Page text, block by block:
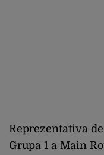
Reprezentativa
Grupa 1 a Main